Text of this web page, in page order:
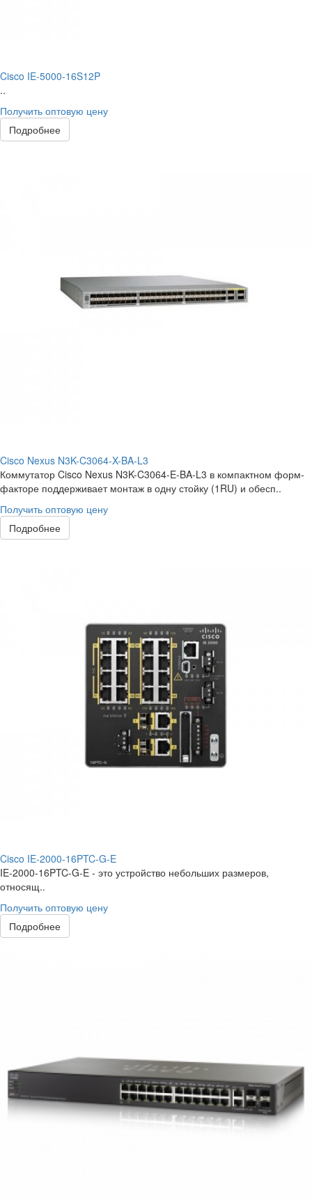
Cisco IE-5000-16S12P
..
Получить оптовую цену
Подробнее
Cisco Nexus N3K-C3064-X-BA-L3
Коммутатор Cisco Nexus N3K-C3064-E-BA-L3 в компактном форм-
факторе поддерживает монтаж в одну стойку (1RU) и обесп..
Получить оптовую цену
Подробнее
Cisco IE-2000-16PTC-G-E
IE-2000-16PTC-G-E - это устройство небольших размеров,
относящ..
Получить оптовую цену
Подробнее